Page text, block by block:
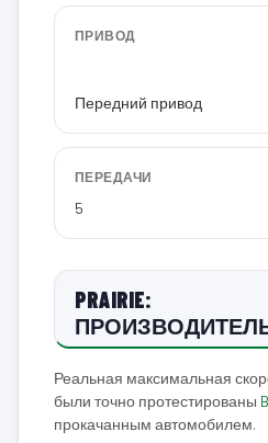
ПРИВОД
Передний привод
ПЕРЕДАЧИ
5
PRAIRIE:
Реальная максимальная
были точно протестированы
прокачанным автомобилем.